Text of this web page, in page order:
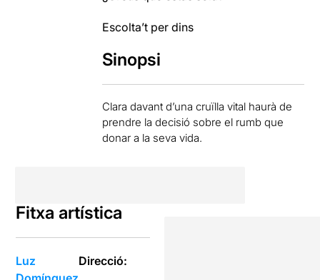
Escolta’t per dins
Sinopsi
Clara davant d’una cruïlla vital haurà de
prendre la decisió sobre el rumb que
donar a la seva vida.
Fitxa artística
Luz
Direcció: